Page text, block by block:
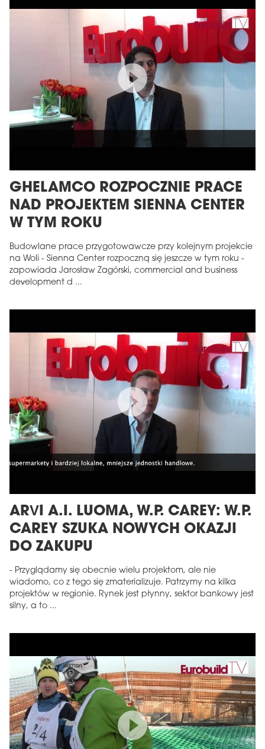
GHELAMCO ROZPOCZNIE PRACE
NAD PROJEKTEM SIENNA CENTER
W TYM ROKU
Budowlane prace przygotowawcze przy kolejnym projekcie
na Woli - Sienna Center rozpoczną się jeszcze w tym roku -
zapowiada Jarosław Zagórski, commercial and business
development d ...
ARVI A.I. LUOMA, W.P. CAREY: W.P.
CAREY SZUKA NOWYCH OKAZJI
DO ZAKUPU
- Przyglądamy się obecnie wielu projektom, ale nie
wiadomo, co z tego się zmaterializuje. Patrzymy na kilka
projektów w regionie. Rynek jest płynny, sektor bankowy jest
silny, a to ...